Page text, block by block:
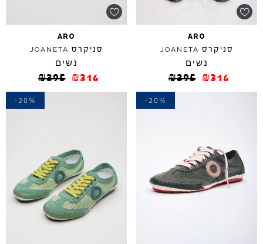
ARO
סניקרס JOANETA
נשים
₪395 ₪316
ARO
סניקרס JOANETA
נשים
₪395 ₪316
-20%
-20%